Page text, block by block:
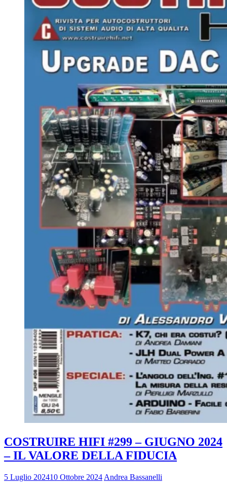
COSTRUIRE HIFI #299 – GIUGNO 2024
– IL VALORE DELLA FIDUCIA
5 Luglio 202410 Ottobre 2024 Andrea Bassanelli